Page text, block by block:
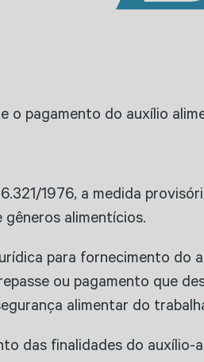
pagamento do auxílio
1976, a medida
alimentícios.
para fornecimento do
ou pagamento que
alimentar do
das finalidades do